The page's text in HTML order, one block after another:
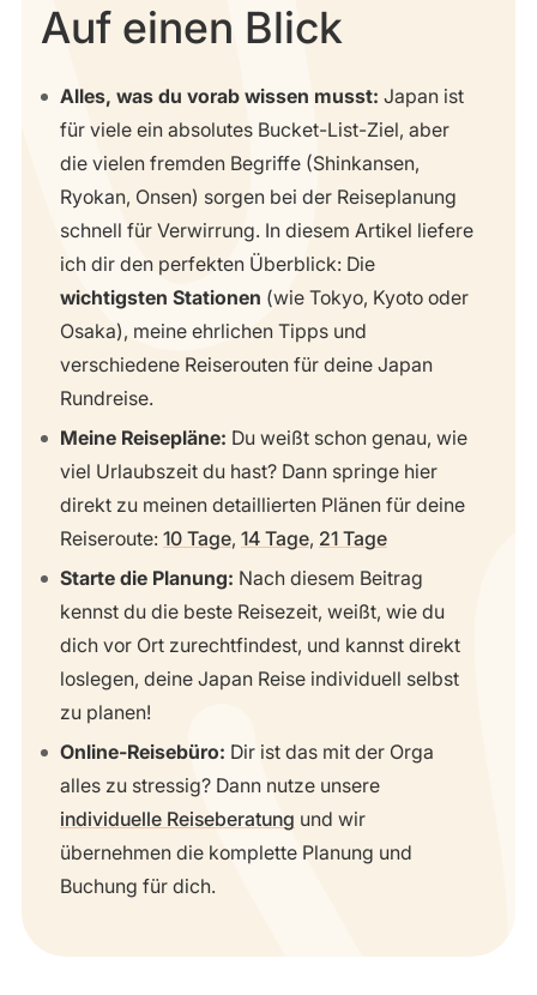
Auf einen Blick
Alles, was du vorab wissen musst: Japan ist
für viele ein absolutes Bucket-List-Ziel, aber
die vielen fremden Begriffe (Shinkansen,
Ryokan, Onsen) sorgen bei der Reiseplanung
schnell für Verwirrung. In diesem Artikel liefere
ich dir den perfekten Überblick: Die
wichtigsten Stationen (wie Tokyo, Kyoto oder
Osaka), meine ehrlichen Tipps und
verschiedene Reiserouten für deine Japan
Rundreise.
Meine Reisepläne: Du weißt schon genau, wie
viel Urlaubszeit du hast? Dann springe hier
direkt zu meinen detaillierten Plänen für deine
Reiseroute: 10 Tage, 14 Tage, 21 Tage
Starte die Planung: Nach diesem Beitrag
kennst du die beste Reisezeit, weißt, wie du
dich vor Ort zurechtfindest, und kannst direkt
loslegen, deine Japan Reise individuell selbst
zu planen!
Online-Reisebüro: Dir ist das mit der Orga
alles zu stressig? Dann nutze unsere
individuelle Reiseberatung und wir
übernehmen die komplette Planung und
Buchung für dich.